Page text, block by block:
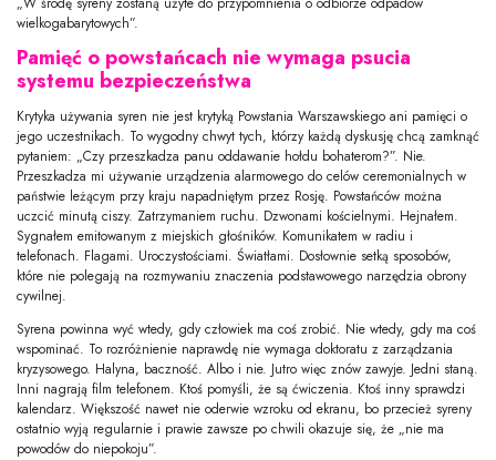
wielkogabarytowych”.
Pamięć o powstańcach nie wymaga psucia
systemu bezpieczeństwa
Krytyka używania syren nie jest krytyką Powstania Warszawskiego ani pamięci o
jego uczestnikach. To wygodny chwyt tych, którzy każdą dyskusję chcą zamknąć
pytaniem: „Czy przeszkadza panu oddawanie hołdu bohaterom?”. Nie.
Przeszkadza mi używanie urządzenia alarmowego do celów ceremonialnych w
państwie leżącym przy kraju napadniętym przez Rosję. Powstańców można
uczcić minutą ciszy. Zatrzymaniem ruchu. Dzwonami kościelnymi. Hejnałem.
Sygnałem emitowanym z miejskich głośników. Komunikatem w radiu i
telefonach. Flagami. Uroczystościami. Światłami. Dosłownie setką sposobów,
które nie polegają na rozmywaniu znaczenia podstawowego narzędzia obrony
cywilnej.
Syrena powinna wyć wtedy, gdy człowiek ma coś zrobić. Nie wtedy, gdy ma coś
wspominać. To rozróżnienie naprawdę nie wymaga doktoratu z zarządzania
kryzysowego. Halyna, baczność. Albo i nie. Jutro więc znów zawyje. Jedni staną.
Inni nagrają film telefonem. Ktoś pomyśli, że są ćwiczenia. Ktoś inny sprawdzi
kalendarz. Większość nawet nie oderwie wzroku od ekranu, bo przecież syreny
ostatnio wyją regularnie i prawie zawsze po chwili okazuje się, że „nie ma
powodów do niepokoju”.